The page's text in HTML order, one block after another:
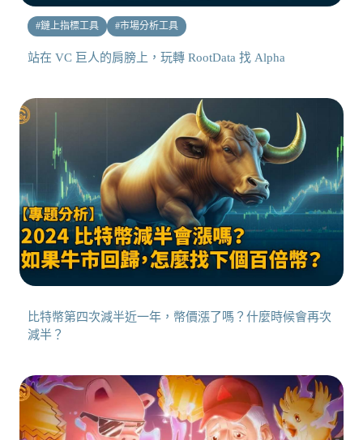
#鏈上指標工具 #市場分析工具
站在 VC 巨人的肩膀上，玩轉 RootData 找 Alpha
比特幣第四次減半近一年，幣價漲了嗎？什麼時候會再次
減半？